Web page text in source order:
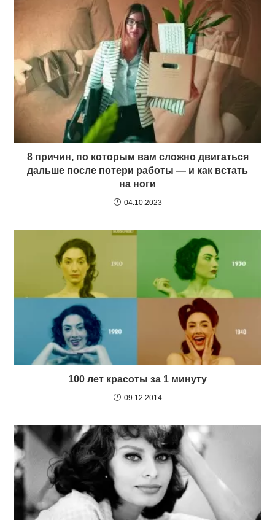
8 причин, по которым вам сложно двигаться
дальше после потери работы — и как встать
на ноги
04.10.2023
100 лет красоты за 1 минуту
09.12.2014